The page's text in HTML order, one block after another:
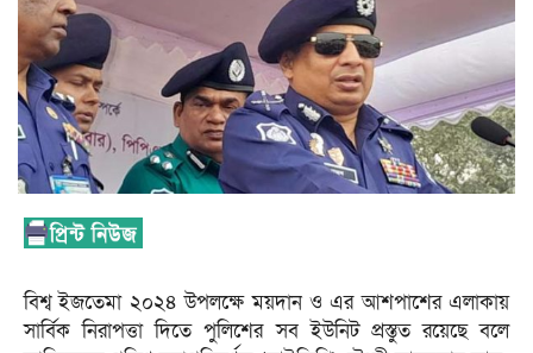
বিশ্ব ইজতেমা ২০২৪ উপলক্ষে ময়দান ও এর আশপাশের এলাকায়
সার্বিক নিরাপত্তা দিতে পুলিশের সব ইউনিট প্রস্তুত রয়েছে বলে